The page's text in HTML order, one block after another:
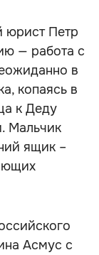
юрист Петр
— работа с
в
копаясь в
к Деду
Мальчик
ящик –
Асмус с